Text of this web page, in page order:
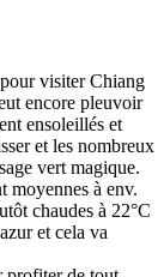
visiter Chiang
encore pleuvoir
ensoleillés et
et les nombreux
vert magique.
moyennes à env.
chaudes à 22°C
et cela va